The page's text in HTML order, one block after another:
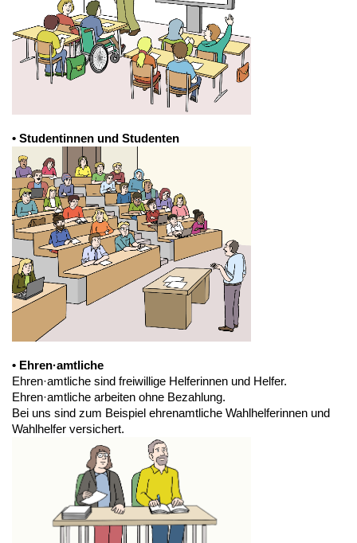
• Studentinnen und Studenten
• Ehren·amtliche
Ehren·amtliche sind freiwillige Helferinnen und Helfer.
Ehren·amtliche arbeiten ohne Bezahlung.
Bei uns sind zum Beispiel ehrenamtliche Wahlhelferinnen und
Wahlhelfer versichert.